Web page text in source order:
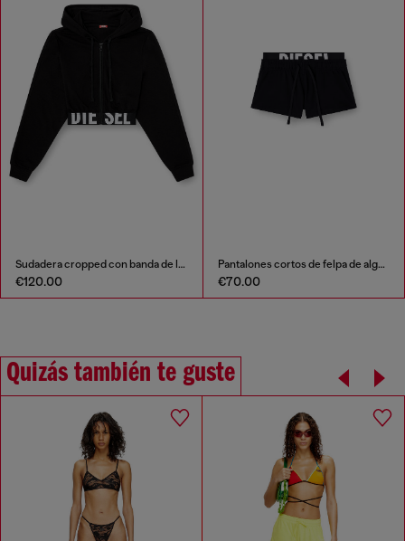
Sudadera cropped con banda de logo
€120.00
Pantalones cortos de felpa de algodón con logo de Diesel
€70.00
Quizás también te guste